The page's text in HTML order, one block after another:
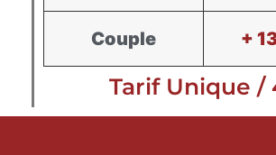
Couple +
Tarif Unique /